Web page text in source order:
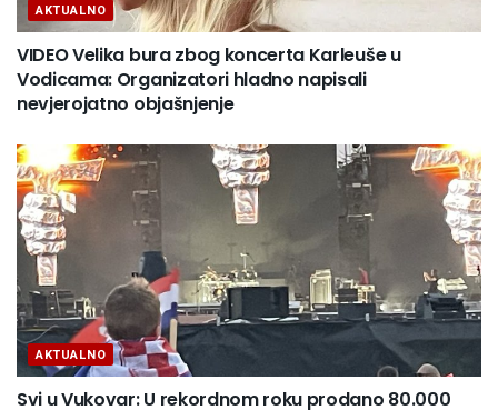
AKTUALNO
VIDEO Velika bura zbog koncerta Karleuše u
Vodicama: Organizatori hladno napisali
nevjerojatno objašnjenje
AKTUALNO
Svi u Vukovar: U rekordnom roku prodano 80.000